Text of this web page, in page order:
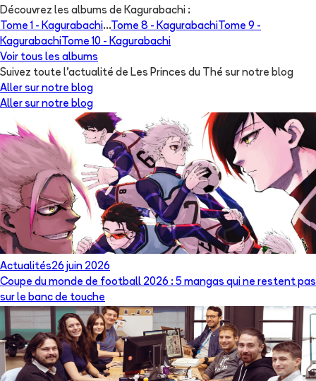
Découvrez les albums de Kagurabachi :
Tome 1 - Kagurabachi...Tome 8 - Kagurabachi Tome 9 -
Kagurabachi Tome 10 - Kagurabachi
Voir tous les albums
Suivez toute l'actualité de Les Princes du Thé sur notre blog
Aller sur notre blog
Aller sur notre blog
Actualités26 juin 2026
Coupe du monde de football 2026 : 5 mangas qui ne restent pas
sur le banc de touche